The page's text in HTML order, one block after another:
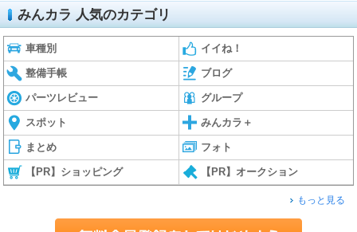
みんカラ 人気のカテゴリ
車種別 イイね！
整備手帳 ブログ
パーツレビュー グループ
スポット みんカラ＋
まとめ フォト
【PR】ショッピング 【PR】オークション
もっと見る